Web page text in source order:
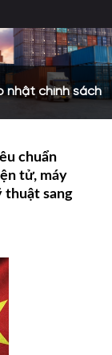
nhật chính sách
chuẩn
tử, máy
thuật sang